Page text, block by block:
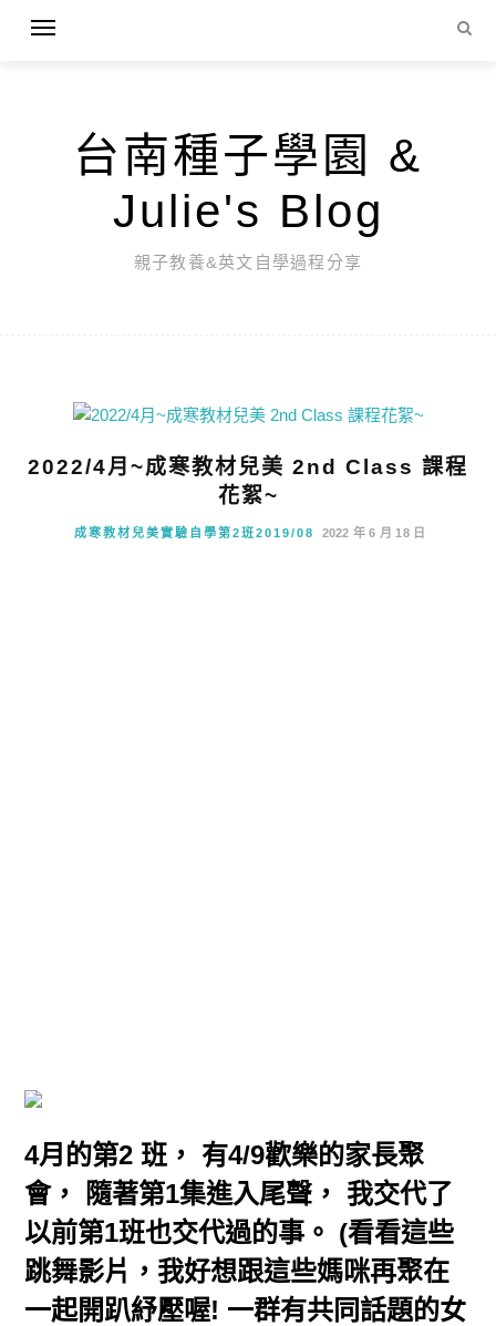
台南種子學園 &
Julie's Blog
親子教養&英文自學過程分享
2022/4月~成寒教材兒美 2nd Class 課程
花絮~
成寒教材兒美實驗自學第2班2019/08 2022 年 6 月 18 日
4月的第2 班， 有4/9歡樂的家長聚
會， 隨著第1集進入尾聲， 我交代了
以前第1班也交代過的事。 (看看這些
跳舞影片，我好想跟這些媽咪再聚在
一起開趴紓壓喔! 一群有共同話題的女